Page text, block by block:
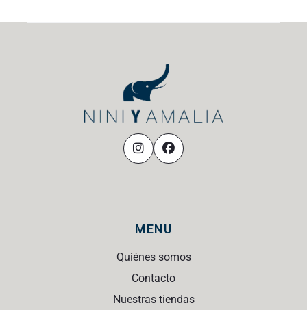
MENU
Quiénes somos
Contacto
Nuestras tiendas